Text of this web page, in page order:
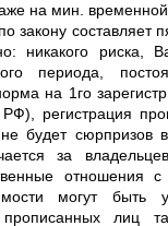
на мин.
закону составляет
никакого риска,
периода,
на 1го
регистрация
будет сюрпризов в
за
отношения
могут быть
прописанных лиц